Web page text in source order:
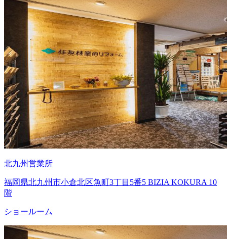
北九州営業所
福岡県北九州市小倉北区魚町3丁目5番5 BIZIA KOKURA 10
階
ショールーム